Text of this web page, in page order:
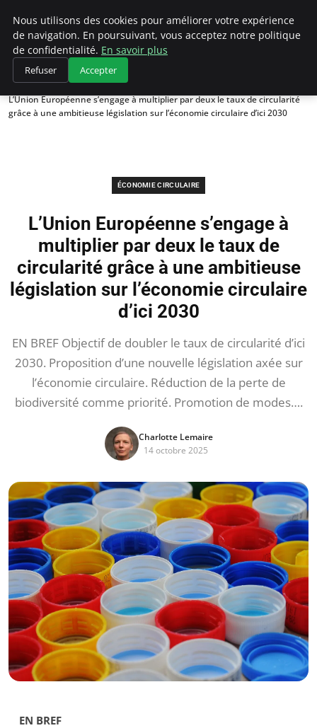
Climategatecountryclub.com
Accueil
Économie circulaire
L’Union Européenne s’engage à multiplier par deux le taux de circularité
grâce à une ambitieuse législation sur l’économie circulaire d’ici 2030
ÉCONOMIE CIRCULAIRE
L’Union Européenne s’engage à
multiplier par deux le taux de
circularité grâce à une ambitieuse
législation sur l’économie circulaire
d’ici 2030
EN BREF Objectif de doubler le taux de circularité d’ici
2030. Proposition d’une nouvelle législation axée sur
l’économie circulaire. Réduction de la perte de
biodiversité comme priorité. Promotion de modes….
Charlotte Lemaire
14 octobre 2025
EN BREF
Nous utilisons des cookies pour améliorer votre expérience
de navigation. En poursuivant, vous acceptez notre politique
de confidentialité. En savoir plus
Refuser Accepter